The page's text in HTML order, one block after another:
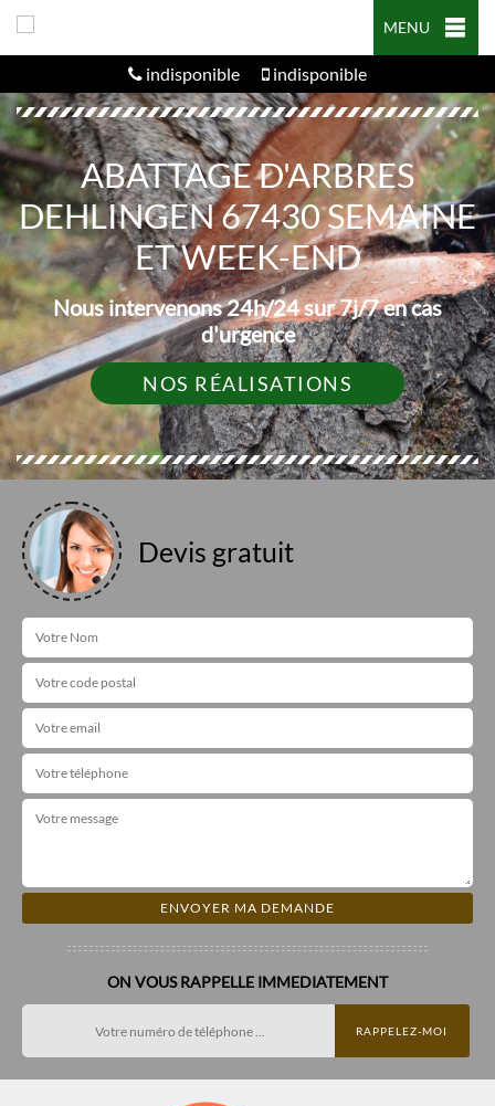
MENU
indisponible indisponible
ABATTAGE D'ARBRES
DEHLINGEN 67430 SEMAINE
ET WEEK-END
Nous intervenons 24h/24 sur 7j/7 en cas
d'urgence
NOS RÉALISATIONS
Devis gratuit
ON VOUS RAPPELLE IMMEDIATEMENT